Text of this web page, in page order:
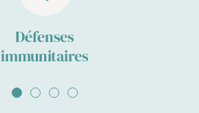
Défenses
immunitaires
AllerAllerAllerAller